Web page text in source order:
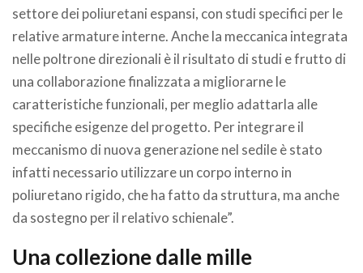
settore dei poliuretani espansi, con studi specifici per le
relative armature interne. Anche la meccanica integrata
nelle poltrone direzionali è il risultato di studi e frutto di
una collaborazione finalizzata a migliorarne le
caratteristiche funzionali, per meglio adattarla alle
specifiche esigenze del progetto. Per integrare il
meccanismo di nuova generazione nel sedile è stato
infatti necessario utilizzare un corpo interno in
poliuretano rigido, che ha fatto da struttura, ma anche
da sostegno per il relativo schienale”.
Una collezione dalle mille